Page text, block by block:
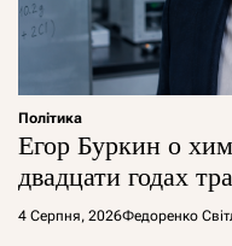
Політика
Егор Буркин о
двадцати годах
4 Серпня, 2026Федоренко